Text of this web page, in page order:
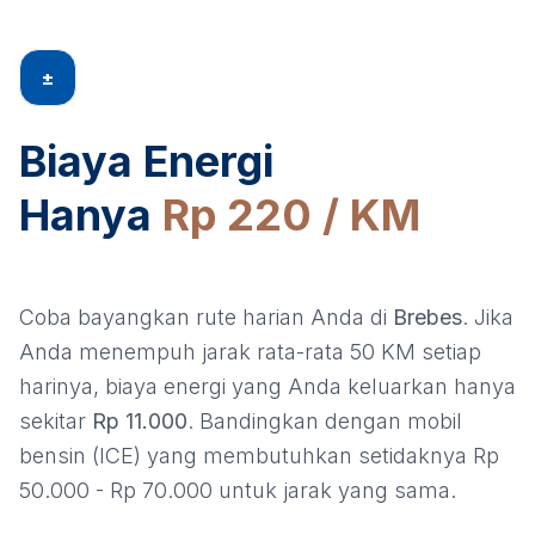
±
Biaya Energi
Hanya Rp 220 / KM
Coba bayangkan rute harian Anda di Brebes. Jika
Anda menempuh jarak rata-rata 50 KM setiap
harinya, biaya energi yang Anda keluarkan hanya
sekitar Rp 11.000. Bandingkan dengan mobil
bensin (ICE) yang membutuhkan setidaknya Rp
50.000 - Rp 70.000 untuk jarak yang sama.